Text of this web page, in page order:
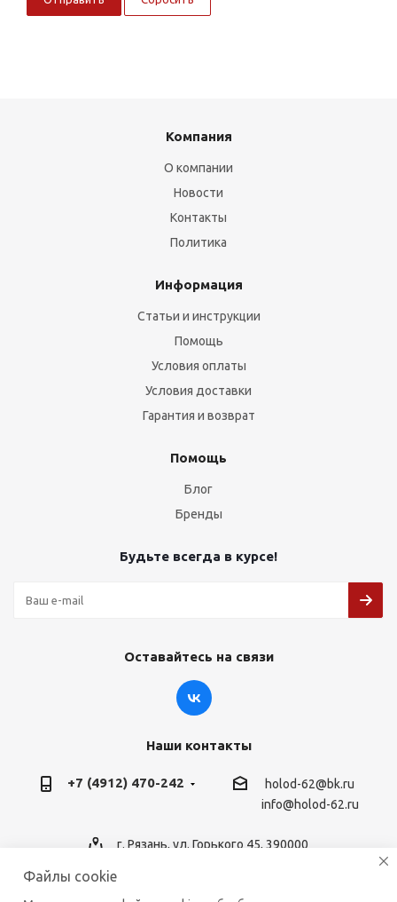
Компания
О компании
Новости
Контакты
Политика
Информация
Статьи и инструкции
Помощь
Условия оплаты
Условия доставки
Гарантия и возврат
Помощь
Блог
Бренды
Будьте всегда в курсе!
Оставайтесь на связи
Наши контакты
+7 (4912) 470-242
holod-62@bk.ru
info@holod-62.ru
г. Рязань, ул. Горького 45, 390000
Файлы cookie